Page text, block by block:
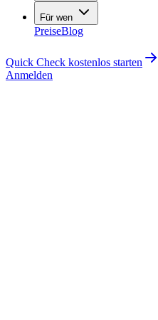
Für wen
PreiseBlog
Quick Check kostenlos starten
Anmelden